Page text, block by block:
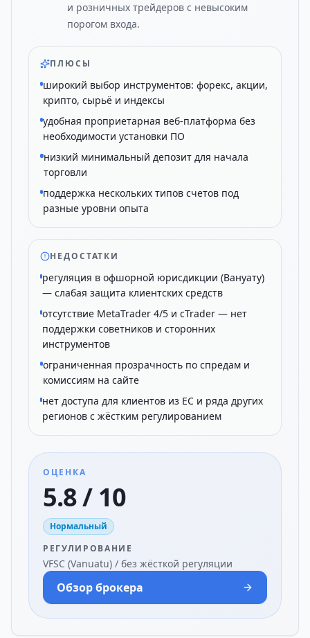
и розничных трейдеров с невысоким
порогом входа.
ПЛЮСЫ
широкий выбор инструментов: форекс, акции,
крипто, сырьё и индексы
удобная проприетарная веб-платформа без
необходимости установки ПО
низкий минимальный депозит для начала
торговли
поддержка нескольких типов счетов под
разные уровни опыта
НЕДОСТАТКИ
регуляция в офшорной юрисдикции (Вануату)
— слабая защита клиентских средств
отсутствие MetaTrader 4/5 и cTrader — нет
поддержки советников и сторонних
инструментов
ограниченная прозрачность по спредам и
комиссиям на сайте
нет доступа для клиентов из ЕС и ряда других
регионов с жёстким регулированием
ОЦЕНКА
5.8 / 10
Нормальный
РЕГУЛИРОВАНИЕ
VFSC (Vanuatu) / без жёсткой регуляции
Обзор брокера